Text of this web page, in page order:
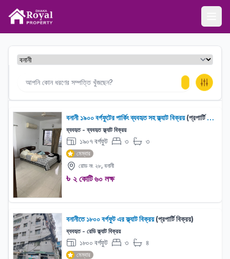
ঢাকা রয়েল প্রপার্টি
বনানী ১৯০০ বর্গফুটের পার্কিং ব্যবহৃত সহ ফ্ল্যাট বিক্রয়(প্রপার্টি বিক্রয়)
ব্যবহৃত - ব্যবহৃত ফ্ল্যাট বিক্রয়
১৯০৭ বর্গফুট বেড: ৩ বাথরুম:৩
মেম্বার
রোড নং ২৮, বনানী
৳ ২ কোটি ৬০ লক্ষ
বনানীতে ১৮০০ বর্গফুট এর ফ্ল্যাট বিক্রয়(প্রপার্টি বিক্রয়)
ব্যবহৃত - রেডি ফ্ল্যাট বিক্রয়
১৮০০ বর্গফুট বেড: ৩ বাথরুম:৪
মেম্বার